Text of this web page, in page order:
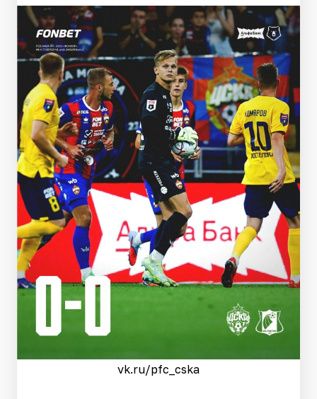
vk.ru/pfc_cska